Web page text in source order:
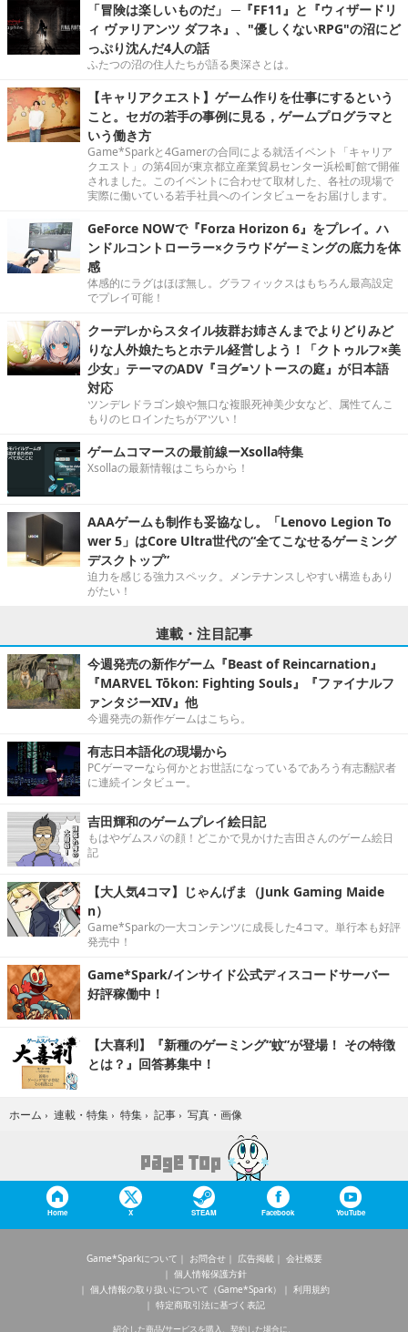
「冒険は楽しいものだ」 ─『FF11』と『ウィザードリ
ィ ヴァリアンツ ダフネ』、"優しくないRPG"の沼にど
っぷり沈んだ4人の話
ふたつの沼の住人たちが語る奥深さとは。
【キャリアクエスト】ゲーム作りを仕事にするという
こと。セガの若手の事例に見る，ゲームプログラマと
いう働き方
Game*Sparkと4Gamerの合同による就活イベント「キャリア
クエスト」の第4回が東京都立産業貿易センター浜松町館で開催
されました。このイベントに合わせて取材した、各社の現場で
実際に働いている若手社員へのインタビューをお届けします。
GeForce NOWで『Forza Horizon 6』をプレイ。ハ
ンドルコントローラー×クラウドゲーミングの底力を体
感
体感的にラグはほぼ無し。グラフィックスはもちろん最高設定
でプレイ可能！
クーデレからスタイル抜群お姉さんまでよりどりみど
りな人外娘たちとホテル経営しよう！「クトゥルフ×美
少女」テーマのADV『ヨグ=ソトースの庭』が日本語
対応
ツンデレドラゴン娘や無口な複眼死神美少女など、属性てんこ
もりのヒロインたちがアツい！
ゲームコマースの最前線ーXsolla特集
Xsollaの最新情報はこちらから！
AAAゲームも制作も妥協なし。「Lenovo Legion To
wer 5」はCore Ultra世代の“全てこなせるゲーミング
デスクトップ”
迫力を感じる強力スペック。メンテナンスしやすい構造もあり
がたい！
連載・注目記事
今週発売の新作ゲーム『Beast of Reincarnation』
『MARVEL Tōkon: Fighting Souls』『ファイナルフ
ァンタジーXIV』他
今週発売の新作ゲームはこちら。
有志日本語化の現場から
PCゲーマーなら何かとお世話になっているであろう有志翻訳者
に連続インタビュー。
吉田輝和のゲームプレイ絵日記
もはやゲムスパの顔！どこかで見かけた吉田さんのゲーム絵日
記
【大人気4コマ】じゃんげま（Junk Gaming Maide
n）
Game*Sparkの一大コンテンツに成長した4コマ。単行本も好評
発売中！
Game*Spark/インサイド公式ディスコードサーバー
好評稼働中！
【大喜利】『新種のゲーミング“蚊”が登場！ その特徴
とは？』回答募集中！
ホーム › 連載・特集 › 特集 › 記事 › 写真・画像
Home X STEAM Facebook YouTube
Game*Sparkについて お問合せ 広告掲載
会社概要
個人情報保護方針
個人情報の取り扱いについて（Game*Spark）
利用規約
特定商取引法に基づく表記
紹介した商品/サービスを購入、契約した場合に、